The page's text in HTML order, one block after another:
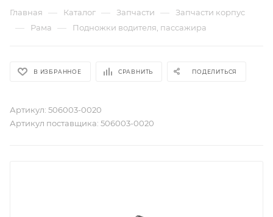
Главная — Каталог — Запчасти — Запчасти корпус
— Рама — Подножки водителя, пассажира
В ИЗБРАННОЕ СРАВНИТЬ ПОДЕЛИТЬСЯ
Артикул: 506003-0020
Артикул поставщика: 506003-0020